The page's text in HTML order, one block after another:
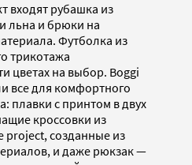
входят рубашка из
льна и брюки на
Футболка из
трикотажа
цветах на выбор. Boggi
все для комфортного
плавки с принтом в двух
кроссовки из
project, созданные из
и даже рюкзак —